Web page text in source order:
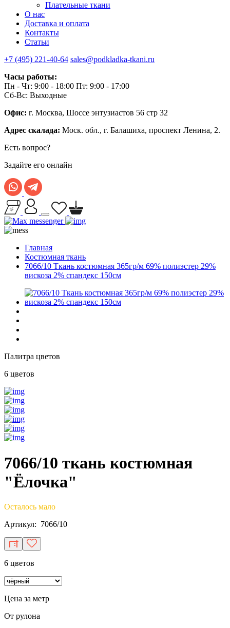
Плательные ткани
О нас
Доставка и оплата
Контакты
Статьи
+7 (495) 221-40-64 sales@podkladka-tkani.ru
Часы работы:
Пн - Чт: 9:00 - 18:00 Пт: 9:00 - 17:00
Сб-Вс: Выходные
Офис: г. Москва, Шоссе энтузиастов 56 стр 32
Адрес скалада: Моск. обл., г. Балашиха, проспект Ленина, 2.
Есть вопрос?
Задайте его онлайн
Главная
Костюмная ткань
7066/10 Ткань костюмная 365гр/м 69% полиэстер 29%
вискоза 2% спандекс 150см
Палитра цветов
6 цветов
7066/10 ткань костюмная
"Ёлочка"
Осталось мало
Артикул: 7066/10
6 цветов
Цена за метр
От рулона